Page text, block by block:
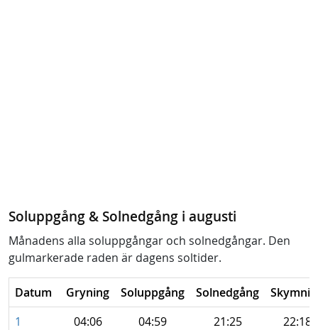
Soluppgång & Solnedgång i augusti
Månadens alla soluppgångar och solnedgångar. Den
gulmarkerade raden är dagens soltider.
Datum Gryning Soluppgång Solnedgång
1
04:06 04:59 21:25 22:18